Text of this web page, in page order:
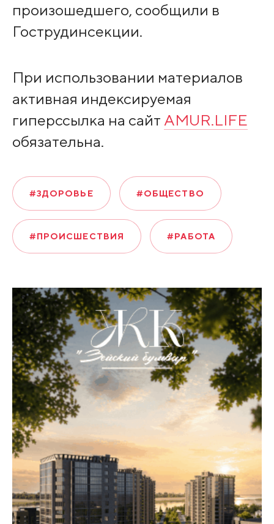
произошедшего, сообщили в
Гострудинсекции.
При использовании материалов
активная индексируемая
гиперссылка на сайт AMUR.LIFE
обязательна.
#ЗДОРОВЬЕ #ОБЩЕСТВО
#ПРОИСШЕСТВИЯ #РАБОТА